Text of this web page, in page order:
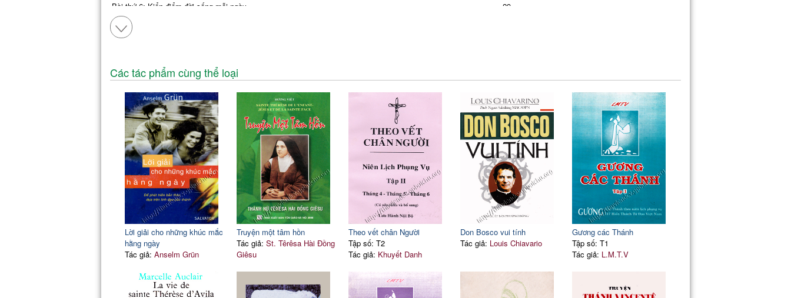
Bài thứ 6: Kiển điểm đời sống mỗi ngày
29
Bài thứ 7: Vài nét chấm phá về con người và sự nghiệp của thánh Inhaxio Loyola
Bài thứ 8: Đồng hóa với Chúa Kitô
Các tác phẩm cùng thể loại
Lời giải cho những khúc mắc
hằng ngày
Tác giả: Anselm Grün
Truyện một tâm hồn
Tác giả: St. Têrêsa Hài Đồng
Giêsu
Theo vết chân Người
Tập số: T2
Tác giả: Khuyết Danh
Don Bosco vui tính
Tác giả: Louis Chiavario
Gương các Thánh
Tập số: T1
Tác giả: L.M.T.V